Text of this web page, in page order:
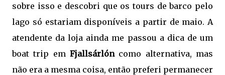
sobre isso e descobri que os tours de barco pelo
lago só estariam disponíveis a partir de maio. A
atendente da loja ainda me passou a dica de um
boat trip em Fjallsárlón como alternativa, mas
não era a mesma coisa, então preferi permanecer